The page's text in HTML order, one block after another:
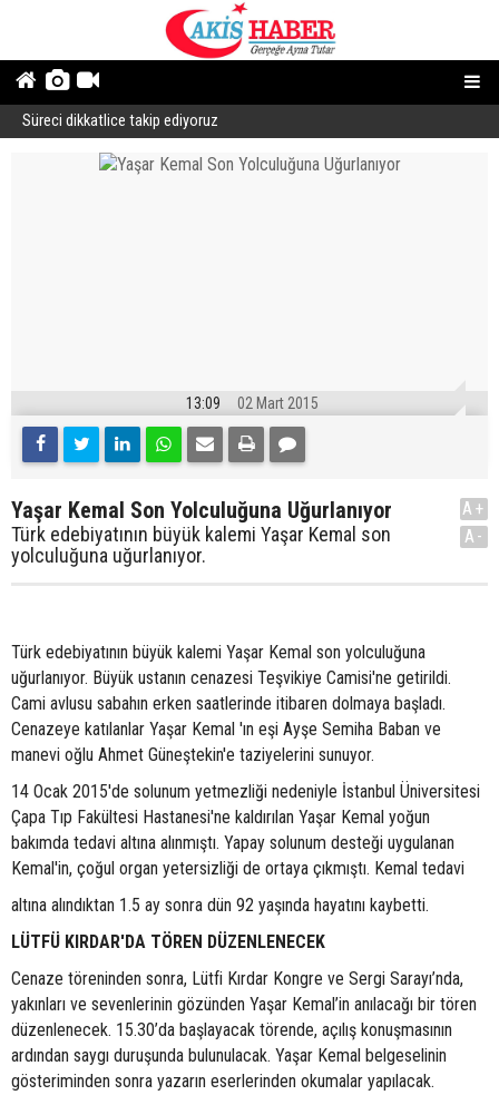
Süreci dikkatlice takip ediyoruz
13:09 02 Mart 2015
Yaşar Kemal Son Yolculuğuna Uğurlanıyor
Türk edebiyatının büyük kalemi Yaşar Kemal son
yolculuğuna uğurlanıyor.
A+
A-
Türk edebiyatının büyük kalemi Yaşar Kemal son yolculuğuna
uğurlanıyor. Büyük ustanın cenazesi Teşvikiye Camisi'ne getirildi.
Cami avlusu sabahın erken saatlerinde itibaren dolmaya başladı.
Cenazeye katılanlar Yaşar Kemal 'ın eşi Ayşe Semiha Baban ve
manevi oğlu Ahmet Güneştekin'e taziyelerini sunuyor.
14 Ocak 2015'de solunum yetmezliği nedeniyle İstanbul Üniversitesi
Çapa Tıp Fakültesi Hastanesi'ne kaldırılan Yaşar Kemal yoğun
bakımda tedavi altına alınmıştı. Yapay solunum desteği uygulanan
Kemal'in, çoğul organ yetersizliği de ortaya çıkmıştı. Kemal tedavi
altına alındıktan 1.5 ay sonra dün 92 yaşında hayatını kaybetti.
LÜTFÜ KIRDAR'DA TÖREN DÜZENLENECEK
Cenaze töreninden sonra, Lütfi Kırdar Kongre ve Sergi Sarayı’nda,
yakınları ve sevenlerinin gözünden Yaşar Kemal’in anılacağı bir tören
düzenlenecek. 15.30’da başlayacak törende, açılış konuşmasının
ardından saygı duruşunda bulunulacak. Yaşar Kemal belgeselinin
gösteriminden sonra yazarın eserlerinden okumalar yapılacak.